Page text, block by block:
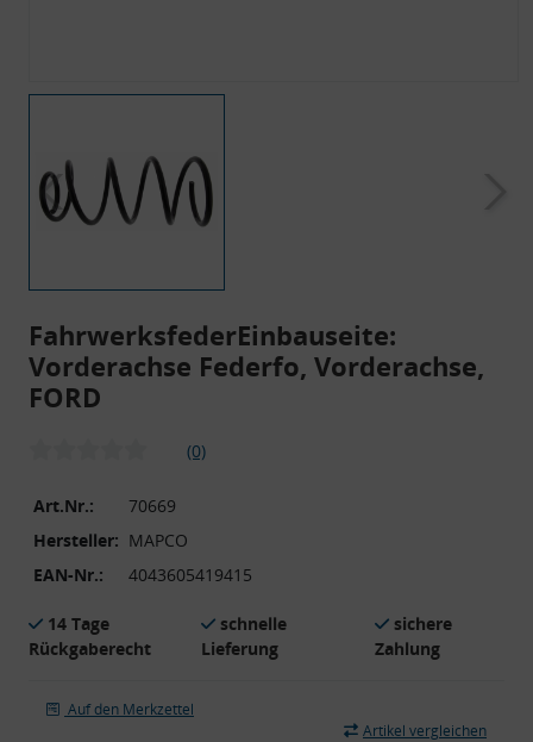
FahrwerksfederEinbauseite:
Vorderachse Federfo, Vorderachse,
FORD
(0)
Art.Nr.:
70669
Hersteller: MAPCO
EAN-Nr.:
4043605419415
14 Tage
Rückgaberecht
schnelle
Lieferung
sichere
Zahlung
Auf den Merkzettel
Artikel vergleichen